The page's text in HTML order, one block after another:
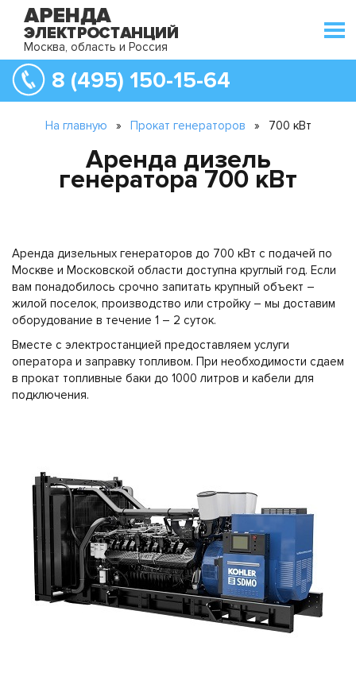
Москва, область и Россия
8 (495) 150-15-64
На главную » Прокат генераторов » 700 кВт
Аренда дизель
генератора 700 кВт
Аренда дизельных генераторов до 700 кВт с подачей по
Москве и Московской области доступна круглый год. Если
вам понадобилось срочно запитать крупный объект –
жилой поселок, производство или стройку – мы доставим
оборудование в течение 1 – 2 суток.
Вместе с электростанцией предоставляем услуги
оператора и заправку топливом. При необходимости сдаем
в прокат топливные баки до 1000 литров и кабели для
подключения.